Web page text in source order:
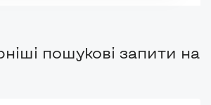
пошукові запити на